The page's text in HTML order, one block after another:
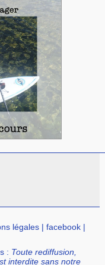
légales |facebook |
: Toute rediffusion,
interdite sans notre